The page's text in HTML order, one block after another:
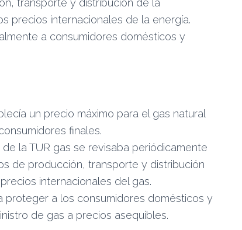
transporte y distribución de la
precios internacionales de la energía.
a consumidores domésticos y
un precio máximo para el gas natural
finales.
la TUR gas se revisaba periódicamente
de producción, transporte y distribución
internacionales del gas.
proteger a los consumidores domésticos y
de gas a precios asequibles.